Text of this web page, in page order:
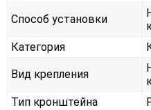
Способ установки
Категория
Вид крепления
Тип кронштейна